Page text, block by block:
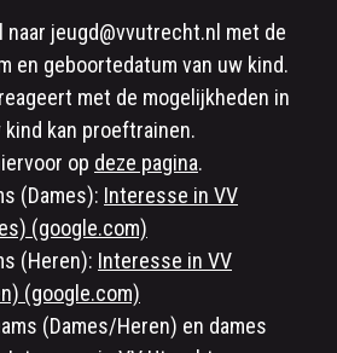
naar jeugd@vvutrecht.nl met de
en geboortedatum van uw kind.
met de mogelijkheden in
kan proeftrainen.
op deze pagina.
(Dames): Interesse in VV
(google.com)
(Heren): Interesse in VV
(google.com)
(Dames/Heren) en dames